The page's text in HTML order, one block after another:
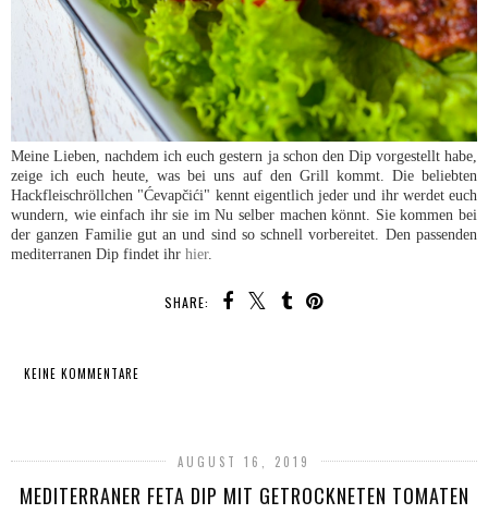
Meine Lieben, nachdem ich euch gestern ja schon den Dip vorgestellt habe,
zeige ich euch heute, was bei uns auf den Grill kommt. Die beliebten
Hackfleischröllchen "Ćevapčići" kennt eigentlich jeder und ihr werdet euch
wundern, wie einfach ihr sie im Nu selber machen könnt. Sie kommen bei
der ganzen Familie gut an und sind so schnell vorbereitet. Den passenden
mediterranen Dip findet ihr hier.
SHARE:
KEINE KOMMENTARE
AUGUST 16, 2019
MEDITERRANER FETA DIP MIT GETROCKNETEN TOMATEN